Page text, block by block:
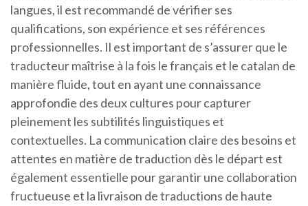
langues, il est recommandé de vérifier ses
qualifications, son expérience et ses références
professionnelles. Il est important de s’assurer que le
traducteur maîtrise à la fois le français et le catalan de
manière fluide, tout en ayant une connaissance
approfondie des deux cultures pour capturer
pleinement les subtilités linguistiques et
contextuelles. La communication claire des besoins et
attentes en matière de traduction dès le départ est
également essentielle pour garantir une collaboration
fructueuse et la livraison de traductions de haute